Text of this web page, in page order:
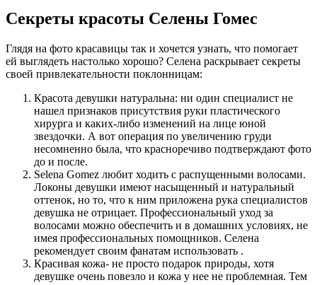
Секреты красоты Селены Гомес
Глядя на фото красавицы так и хочется узнать, что помогает
ей выглядеть настолько хорошо? Селена раскрывает секреты
своей привлекательности поклонницам:
Красота девушки натуральна: ни один специалист не
нашел признаков присутствия руки пластического
хирурга и каких-либо изменений на лице юной
звездочки. А вот операция по увеличению груди
несомненно была, что красноречиво подтверждают фото
до и после.
Selena Gomez любит ходить с распущенными волосами.
Локоны девушки имеют насыщенный и натуральный
оттенок, но то, что к ним приложена рука специалистов
девушка не отрицает. Профессиональный уход за
волосами можно обеспечить и в домашних условиях, не
имея профессиональных помощников. Селена
рекомендует своим фанатам использовать .
Красивая кожа- не просто подарок природы, хотя
девушке очень повезло и кожа у нее не проблемная. Тем